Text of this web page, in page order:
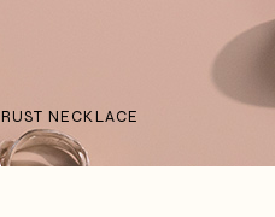
RUST NECKLACE